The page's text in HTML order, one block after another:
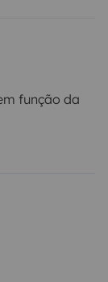
função da